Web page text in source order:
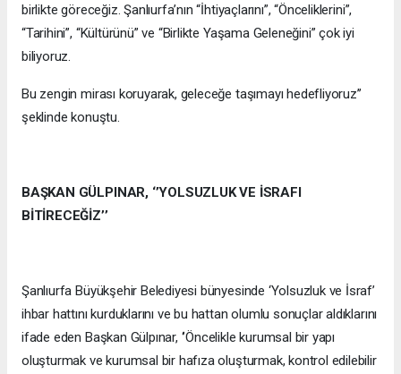
birlikte göreceğiz. Şanlıurfa’nın “İhtiyaçlarını”, “Önceliklerini”,
“Tarihini”, “Kültürünü” ve “Birlikte Yaşama Geleneğini” çok iyi
biliyoruz.
Bu zengin mirası koruyarak, geleceğe taşımayı hedefliyoruz’’
şeklinde konuştu.
BAŞKAN GÜLPINAR, ‘’YOLSUZLUK VE İSRAFI
BİTİRECEĞİZ’’
Şanlıurfa Büyükşehir Belediyesi bünyesinde ‘Yolsuzluk ve İsraf’
ihbar hattını kurduklarını ve bu hattan olumlu sonuçlar aldıklarını
ifade eden Başkan Gülpınar, ‘’Öncelikle kurumsal bir yapı
oluşturmak ve kurumsal bir hafıza oluşturmak, kontrol edilebilir